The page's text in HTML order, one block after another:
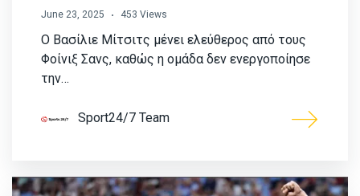
June 23, 2025 453 Views
O Βασίλιε Μίτσιτς μένει ελεύθερος από τους
Φοίνιξ Σανς, καθώς η ομάδα δεν ενεργοποίησε
την…
Sport24/7 Team